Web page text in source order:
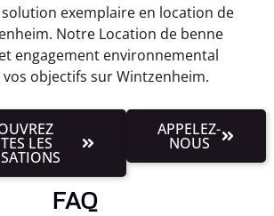
solution exemplaire en location de
Notre Location de benne
engagement environnemental
objectifs sur Wintzenheim.
LES
APPELEZ-
NOUS
FAQ